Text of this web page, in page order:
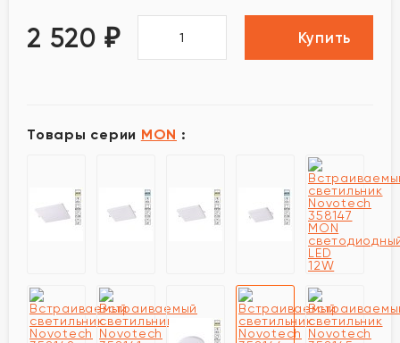
2 520 ₽ Купить
Товары серии MON :